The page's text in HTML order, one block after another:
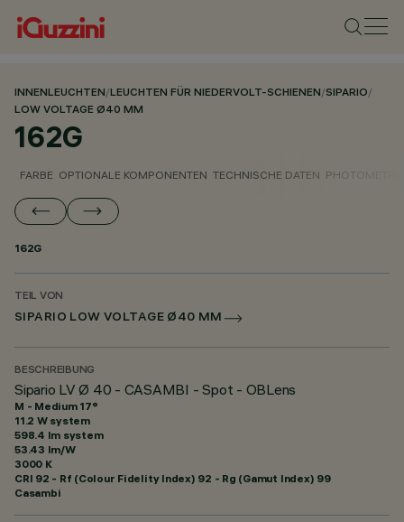
INNENLEUCHTEN/LEUCHTEN FÜR NIEDERVOLT-SCHIENEN/SIPARIO/
LOW VOLTAGE Ø40 MM
162G
FARBE OPTIONALE KOMPONENTEN TECHNISCHE DATEN
162G
TEIL VON
SIPARIO LOW VOLTAGE Ø40 MM
BESCHREIBUNG
Sipario LV Ø 40 - CASAMBI - Spot - OBLens
M - Medium 17°
11.2 W system
598.4 lm system
53.43 lm/W
3000 K
CRI 92 - Rf (Colour Fidelity Index) 92 - Rg (Gamut Index) 99
Casambi